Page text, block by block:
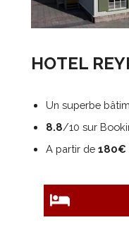
HOTEL
Un superbe
8.8/10 sur
A partir de 180€